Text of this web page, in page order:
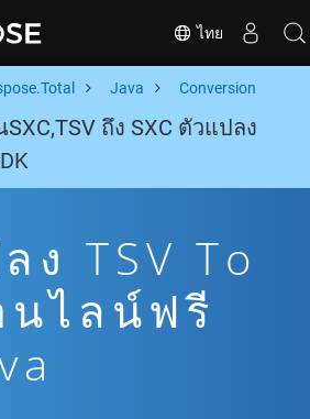
ไทย
Java Conversion
ถึง SXC ตัวแปลง
ง TSV To
นไลน์ฟรี